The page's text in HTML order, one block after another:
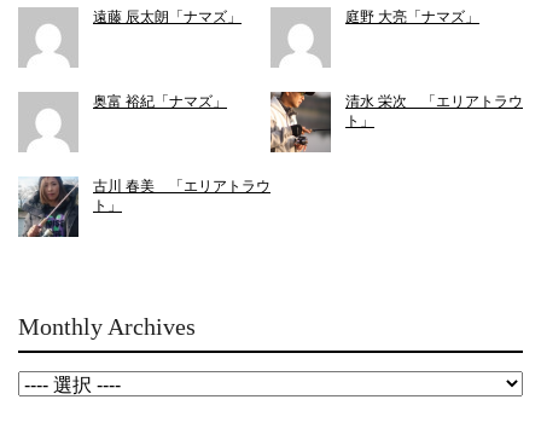
遠藤 辰太朗「ナマズ」 庭野 大亮「ナマズ」
奥富 裕紀「ナマズ」
清水 栄次 「エリアトラウ
ト」
古川 春美 「エリアトラウ
ト」
Monthly Archives